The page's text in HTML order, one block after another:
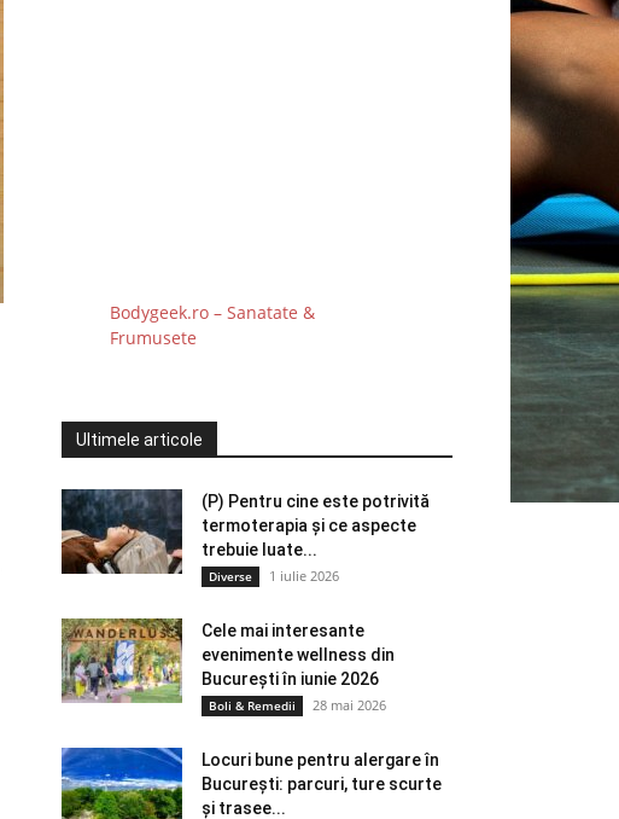
Bodygeek.ro – Sanatate &
Frumusete
Ultimele articole
(P) Pentru cine este potrivită
termoterapia și ce aspecte
trebuie luate...
Diverse 1 iulie 2026
Cele mai interesante
evenimente wellness din
București în iunie 2026
Boli & Remedii 28 mai 2026
Locuri bune pentru alergare în
București: parcuri, ture scurte
și trasee...